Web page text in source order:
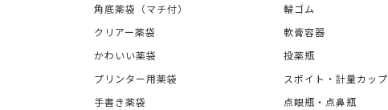
角底薬袋（マチ付）
クリアー薬袋
かわいい薬袋
プリンター用薬袋
手書き薬袋
輪ゴム
軟膏容器
投薬瓶
スポイト・計量カップ
点眼瓶・点鼻瓶